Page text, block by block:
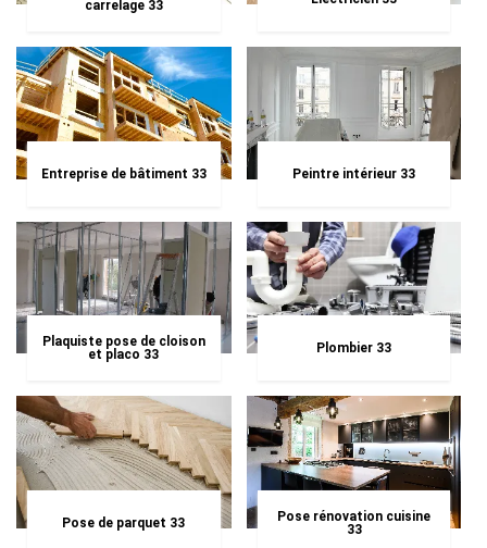
carrelage 33
Entreprise de bâtiment 33 Peintre intérieur 33
Plaquiste pose de cloison
et placo 33
Plombier 33
Pose de parquet 33
Pose rénovation cuisine
33